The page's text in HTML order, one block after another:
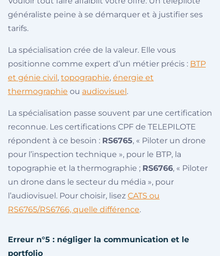
généraliste peine à se démarquer et à justifier ses
tarifs.
La spécialisation crée de la valeur. Elle vous
positionne comme expert d’un métier précis : BTP
et génie civil , topographie, énergie et
thermographie ou audiovisuel .
La spécialisation passe souvent par une certification
reconnue. Les certifications CPF de TELEPILOTE
répondent à ce besoin : RS6765, « Piloter un drone
pour l’inspection technique », pour le BTP, la
topographie et la thermographie ; RS6766, « Piloter
un drone dans le secteur du média », pour
l’audiovisuel. Pour choisir, lisez CATS ou
RS6765/RS6766, quelle différence.
Erreur n°5 : négliger la communication et le
portfolio